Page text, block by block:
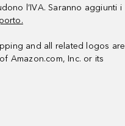
l’IVA. Saranno aggiunti i
and all related logos are
Amazon.com, Inc. or its